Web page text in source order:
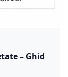
– Ghid